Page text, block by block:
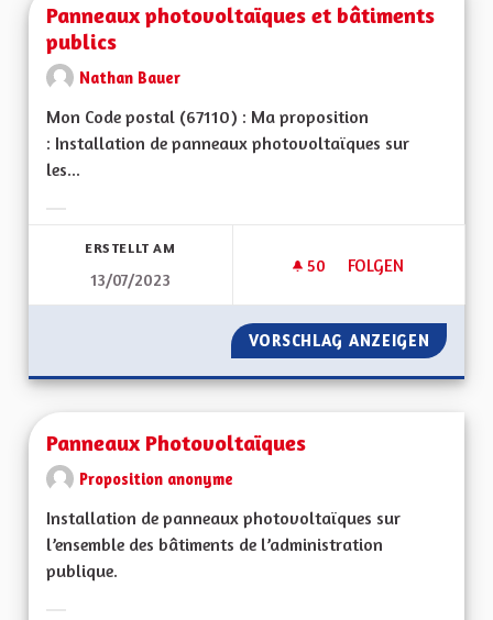
Panneaux photovoltaïques et bâtiments
publics
Nathan Bauer
Mon Code postal (67110) : Ma proposition
: Installation de panneaux photovoltaïques sur
les...
ERSTELLT AM
13/07/2023
50 50 FOLLOWER
FOLGEN
PANNEAUX
VORSCHLAG ANZEIGEN
Panneaux Photovoltaïques
Proposition anonyme
Installation de panneaux photovoltaïques sur
l’ensemble des bâtiments de l’administration
publique.